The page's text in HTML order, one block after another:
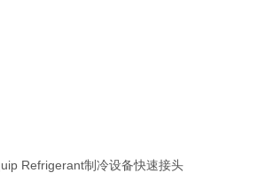
Refrigerant制冷设备快速接头